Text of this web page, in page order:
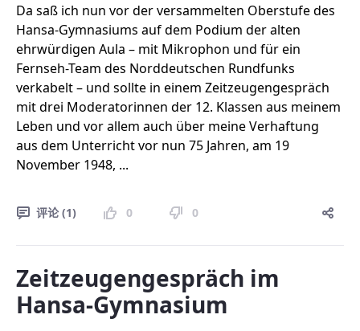
Da saß ich nun vor der versammelten Oberstufe des
Hansa-Gymnasiums auf dem Podium der alten
ehrwürdigen Aula – mit Mikrophon und für ein
Fernseh-Team des Norddeutschen Rundfunks
verkabelt – und sollte in einem Zeitzeugengespräch
mit drei Moderatorinnen der 12. Klassen aus meinem
Leben und vor allem auch über meine Verhaftung
aus dem Unterricht vor nun 75 Jahren, am 19
November 1948, ...
评论 (1) 0 0
Zeitzeugengespräch im
Hansa-Gymnasium